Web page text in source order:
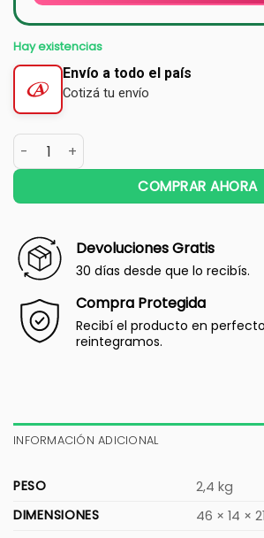
Hay existencias
Envío a todo el país
Cotizá tu envío
COMPRAR AHORA
Devoluciones Gratis
30 días desde que lo recibís.
Compra Protegida
Recibí el producto en
reintegramos.
INFORMACIÓN ADICIONAL
PESO
2,4 kg
DIMENSIONES
46 × 14 ×